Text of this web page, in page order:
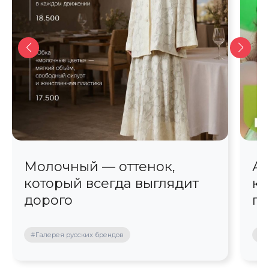
Молочный — оттенок,
который всегда выглядит
дорого
#Галерея русских брендов